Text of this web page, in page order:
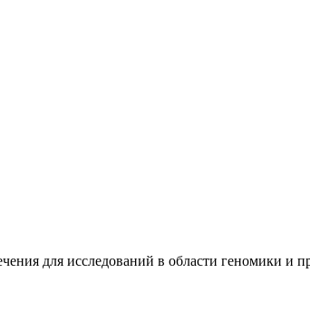
для исследований в области геномики и